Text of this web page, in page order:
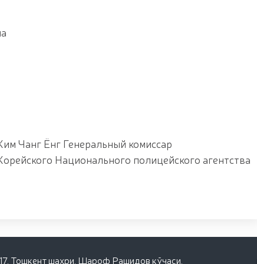
комиссар
агентства
Тошкент шаҳри, Шароф Рашидов кўчаси,